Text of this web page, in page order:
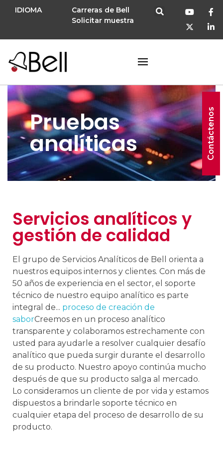
IDIOMA
Carreras de Bell
Solicitar muestra
Pruebas
analíticas
Servicios analíticos y
gestión de calidad
El grupo de Servicios Analíticos de Bell orienta a
nuestros equipos internos y clientes. Con más de
50 años de experiencia en el sector, el soporte
técnico de nuestro equipo analítico es parte
integral de... proceso de creación de
saborCreemos en un proceso analítico
transparente y colaboramos estrechamente con
usted para ayudarle a resolver cualquier desafío
analítico que pueda surgir durante el desarrollo
de su producto. Nuestro apoyo continúa mucho
después de que su producto salga al mercado.
Lo consideramos un cliente de por vida y estamos
dispuestos a brindarle soporte técnico en
cualquier etapa del proceso de desarrollo de su
producto.
Contáctenos